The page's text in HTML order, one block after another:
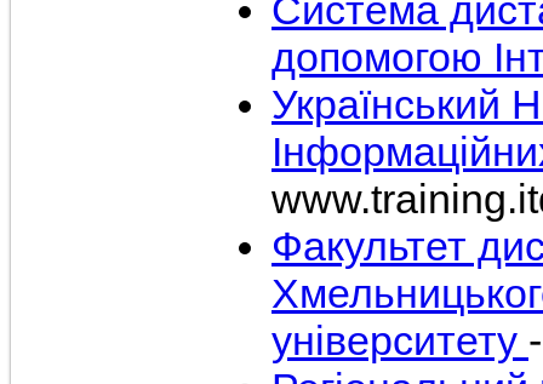
Система
допомогою
Український
Факультет
університету